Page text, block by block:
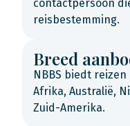
contactpersoon
reisbestemming.
Breed
NBBS biedt reizen
Afrika, Australië,
Zuid-Amerika.